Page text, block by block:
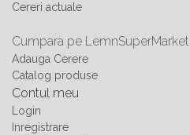
Cereri actuale
Cumpara pe LemnSuperMarket
Adauga Cerere
Catalog produse
Contul meu
Login
Inregistrare